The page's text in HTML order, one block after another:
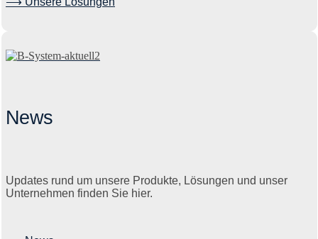
News
Updates rund um unsere Produkte, Lösungen und unser
Unternehmen finden Sie hier.